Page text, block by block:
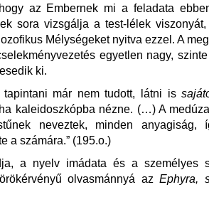
az Embernek mi a feladata
sora vizsgálja a test-lélek
Mélységeket nyitva ezzel. A
egyetlen nagy,
ki.
tapintani már nem tudott, látni is
kaleidoszkópba nézne. (…) A
neveztek, minden anyagiság,
a számára.” (195.o.)
a nyelv imádata és a személyes
olvasmánnyá azEphyra,